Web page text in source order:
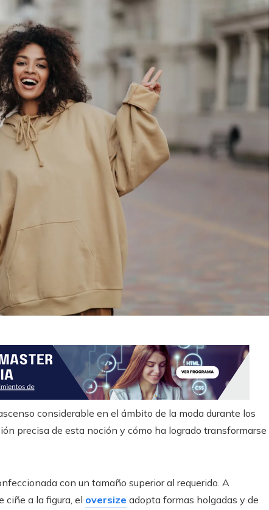
considerable en el ámbito de la moda durante los
precisa de esta noción y cómo ha logrado transformarse
con un tamaño superior al requerido. A
ciñe a la figura, el oversize adopta formas holgadas y de